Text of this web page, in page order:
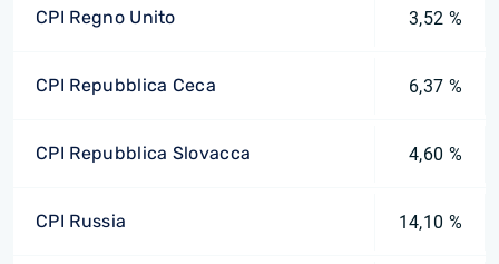
CPI Regno Unito 3,52 %
CPI Repubblica Ceca 6,37 %
CPI Repubblica Slovacca 4,60 %
CPI Russia 14,10 %